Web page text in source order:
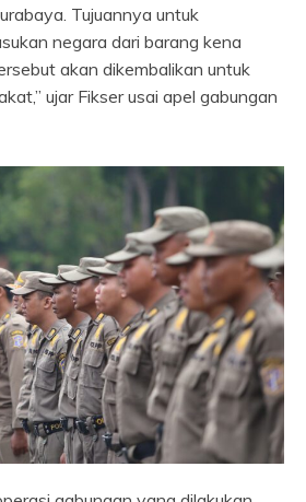
Tujuannya untuk
negara dari barang kena
akan dikembalikan untuk
ujar Fikser usai apel gabungan